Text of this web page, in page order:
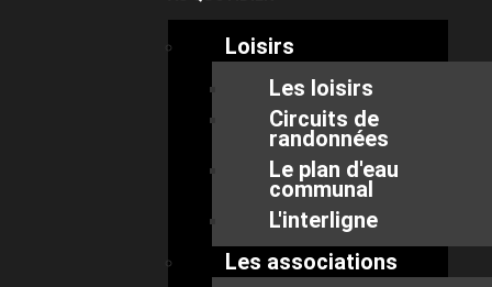
Loisirs
Les loisirs
Circuits de
randonnées
Le plan d'eau
communal
L'interligne
Les associations